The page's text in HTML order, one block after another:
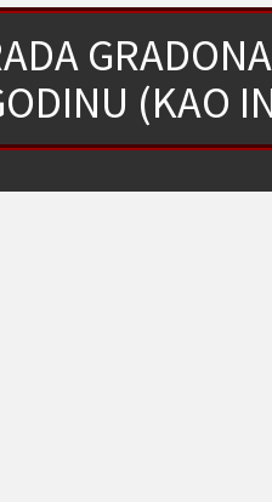
(KAO